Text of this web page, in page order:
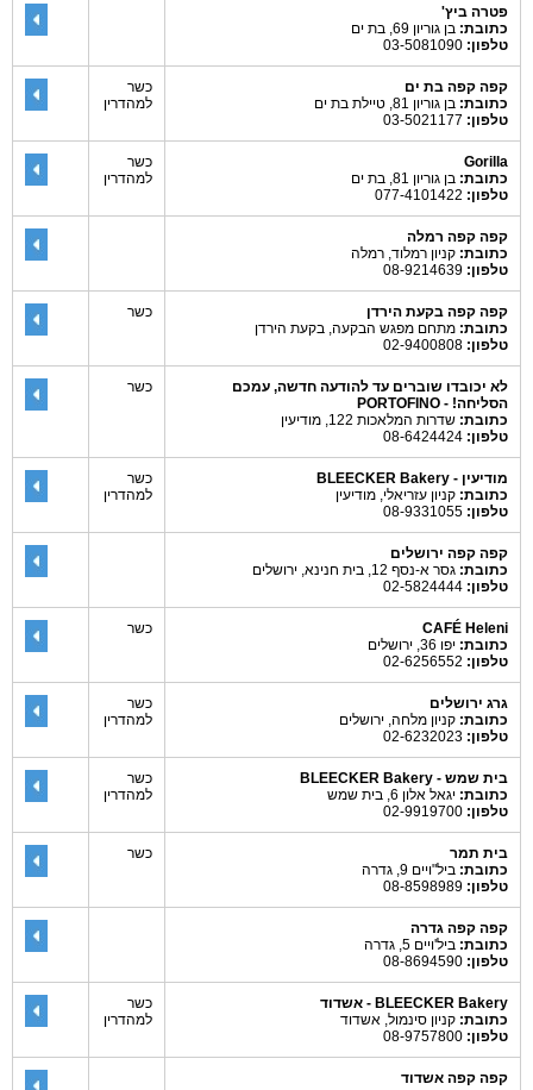
פטרה ביץ'
כתובת: בן גוריון 69, בת ים
טלפון:
קפה קפה בת ים
כתובת: בן גוריון 81, טיילת בת ים
טלפון:
כשר
למהדרין
Gorilla
כתובת: בן גוריון 81, בת ים
טלפון:
כשר
למהדרין
קפה קפה רמלה
כתובת: קניון רמלוד, רמלה
טלפון:
קפה קפה בקעת הירדן
כתובת: מתחם מפגש הבקעה, בקעת הירדן
טלפון:
כשר
לא יכובדו שוברים עד להודעה חדשה, עמכם
הסליחה! - PORTOFINO
כתובת: שדרות המלאכות 122, מודיעין
טלפון:
כשר
מודיעין - BLEECKER Bakery
כתובת: קניון עזריאלי, מודיעין
טלפון:
כשר
למהדרין
קפה קפה ירושלים
כתובת: גסר א-נסף 12, בית חנינא, ירושלים
טלפון:
CAFÉ Heleni
כתובת: יפו 36, ירושלים
טלפון:
כשר
גרג ירושלים
כתובת: קניון מלחה, ירושלים
טלפון:
כשר
למהדרין
בית שמש - BLEECKER Bakery
כתובת: יגאל אלון 6, בית שמש
טלפון:
כשר
למהדרין
בית תמר
כתובת: ביל"ויים 9, גדרה
טלפון:
כשר
קפה קפה גדרה
כתובת: ביל'ויים 5, גדרה
טלפון:
BLEECKER Bakery - אשדוד
כתובת: קניון סינמול, אשדוד
טלפון:
כשר
למהדרין
קפה קפה אשדוד